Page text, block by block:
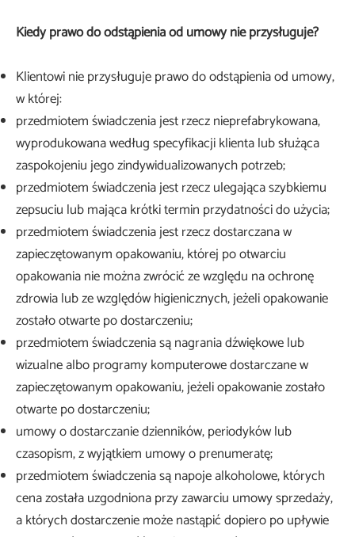
Kiedy prawo do odstąpienia od umowy nie przysługuje?
Klientowi nie przysługuje prawo do odstąpienia od umowy,
w której:
przedmiotem świadczenia jest rzecz nieprefabrykowana,
wyprodukowana według specyfikacji klienta lub służąca
zaspokojeniu jego zindywidualizowanych potrzeb;
przedmiotem świadczenia jest rzecz ulegająca szybkiemu
zepsuciu lub mająca krótki termin przydatności do użycia;
przedmiotem świadczenia jest rzecz dostarczana w
zapieczętowanym opakowaniu, której po otwarciu
opakowania nie można zwrócić ze względu na ochronę
zdrowia lub ze względów higienicznych, jeżeli opakowanie
zostało otwarte po dostarczeniu;
przedmiotem świadczenia są nagrania dźwiękowe lub
wizualne albo programy komputerowe dostarczane w
zapieczętowanym opakowaniu, jeżeli opakowanie zostało
otwarte po dostarczeniu;
umowy o dostarczanie dzienników, periodyków lub
czasopism, z wyjątkiem umowy o prenumeratę;
przedmiotem świadczenia są napoje alkoholowe, których
cena została uzgodniona przy zawarciu umowy sprzedaży,
a których dostarczenie może nastąpić dopiero po upływie